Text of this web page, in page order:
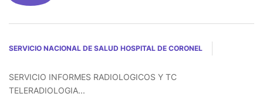
SERVICIO NACIONAL DE SALUD HOSPITAL DE CORONEL
SERVICIO INFORMES RADIOLOGICOS Y TC
TELERADIOLOGIA...